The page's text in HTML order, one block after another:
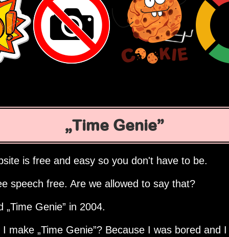
Time Genie
is free and easy so you don't have to be.
speech free. Are we allowed to say that?
Time Genie in 2004.
I make Time Genie ? Because I was bored and